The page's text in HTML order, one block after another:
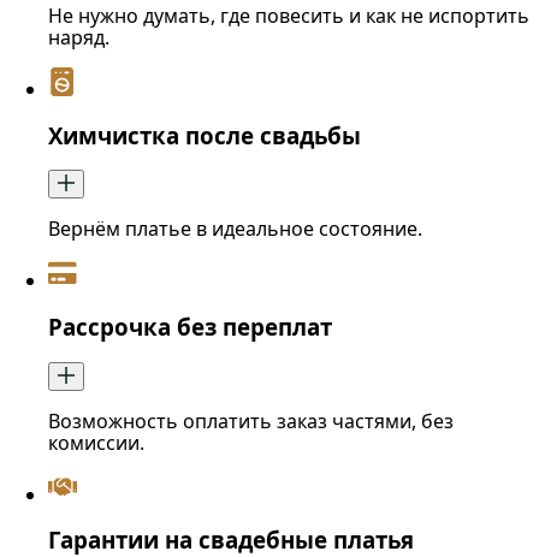
Не нужно думать, где повесить и как не испортить
наряд.
Химчистка после свадьбы
Вернём платье в идеальное состояние.
Рассрочка без переплат
Возможность оплатить заказ частями, без
комиссии.
Гарантии на свадебные платья